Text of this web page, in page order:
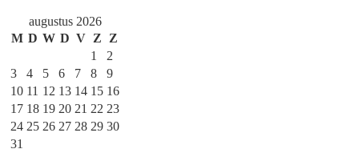
augustus 2026
M D W D V Z
Z
1
2
3
4 5 6 7 8
9
10 11 12 13 14 15 16
17 18 19 20 21 22 23
24 25 26 27 28 29 30
31